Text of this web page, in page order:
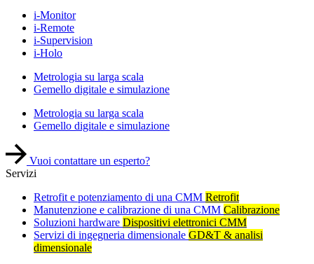
i-Monitor
i-Remote
i-Supervision
i-Holo
Metrologia su larga scala
Gemello digitale e simulazione
Metrologia su larga scala
Gemello digitale e simulazione
Vuoi contattare un esperto?
Servizi
Retrofit e potenziamento di una CMM Retrofit
Manutenzione e calibrazione di una CMM Calibrazione
Soluzioni hardware Dispositivi elettronici CMM
Servizi di ingegneria dimensionale GD&T & analisi
dimensionale